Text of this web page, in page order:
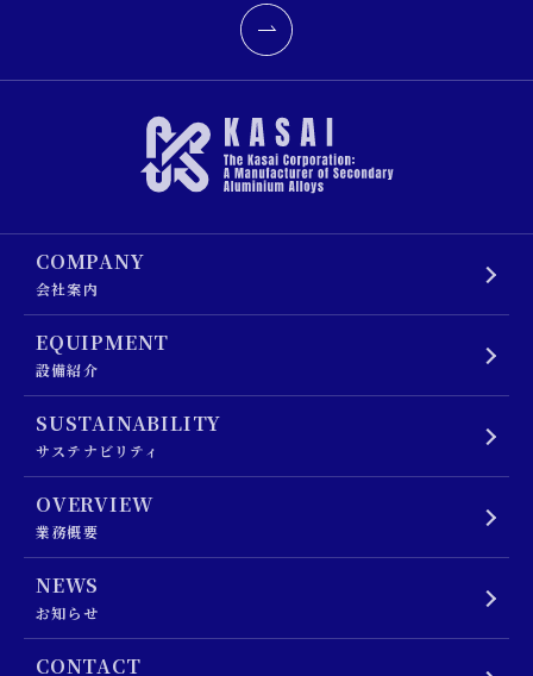
COMPANY
会社案内
EQUIPMENT
設備紹介
SUSTAINABILITY
サステナビリティ
OVERVIEW
業務概要
NEWS
お知らせ
CONTACT